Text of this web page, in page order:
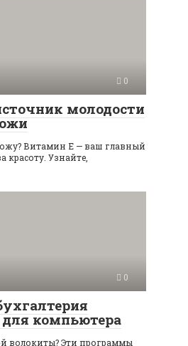
0
молодости
Витамин Е — ваш главный
красоту. Узнайте,
0
компьютера
волокиты? Эти программы